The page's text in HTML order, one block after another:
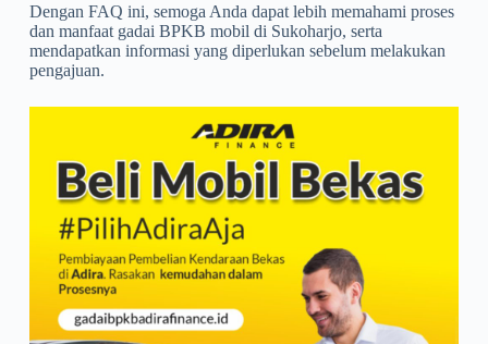
Dengan FAQ ini, semoga Anda dapat lebih memahami proses
dan manfaat gadai BPKB mobil di Sukoharjo, serta
mendapatkan informasi yang diperlukan sebelum melakukan
pengajuan.